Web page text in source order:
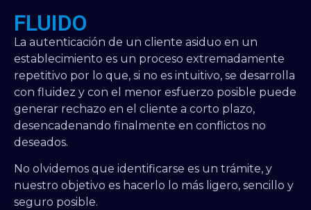
FLUIDO
La autenticación de un cliente asiduo en un
establecimiento es un proceso extremadamente
repetitivo por lo que, si no es intuitivo, se desarrolla
con fluidez y con el menor esfuerzo posible puede
generar rechazo en el cliente a corto plazo,
desencadenando finalmente en conflictos no
deseados.
No olvidemos que identificarse es un trámite, y
nuestro objetivo es hacerlo lo más ligero, sencillo y
seguro posible.